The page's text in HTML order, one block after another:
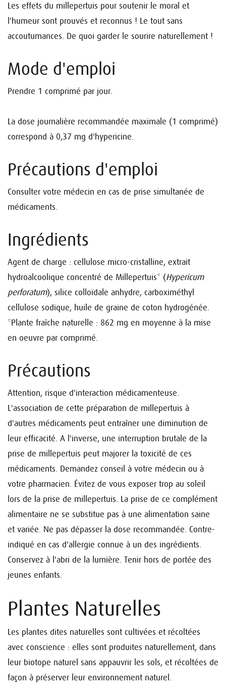
Les effets du millepertuis pour soutenir le moral et
l'humeur sont prouvés et reconnus ! Le tout sans
accoutumances. De quoi garder le sourire naturellement !
Mode d'emploi
Prendre 1 comprimé par jour.
La dose journalière recommandée maximale (1 comprimé)
correspond à 0,37 mg d'hypericine.
Précautions d'emploi
Consulter votre médecin en cas de prise simultanée de
médicaments.
Ingrédients
Agent de charge : cellulose micro-cristalline, extrait
hydroalcoolique concentré de Millepertuis* (Hypericum
perforatum), silice colloïdale anhydre, carboximéthyl
cellulose sodique, huile de graine de coton hydrogénée.
*Plante fraîche naturelle : 862 mg en moyenne à la mise
en oeuvre par comprimé.
Précautions
Attention, risque d'interaction médicamenteuse.
L'association de cette préparation de millepertuis à
d'autres médicaments peut entraîner une diminution de
leur efficacité. A l'inverse, une interruption brutale de la
prise de millepertuis peut majorer la toxicité de ces
médicaments. Demandez conseil à votre médecin ou à
votre pharmacien. Évitez de vous exposer trop au soleil
lors de la prise de millepertuis. La prise de ce complément
alimentaire ne se substitue pas à une alimentation saine
et variée. Ne pas dépasser la dose recommandée. Contre-
indiqué en cas d'allergie connue à un des ingrédients.
Conservez à l'abri de la lumière. Tenir hors de portée des
jeunes enfants.
Plantes Naturelles
Les plantes dites naturelles sont cultivées et récoltées
avec conscience : elles sont produites naturellement, dans
leur biotope naturel sans appauvrir les sols, et récoltées de
façon à préserver leur environnement naturel.